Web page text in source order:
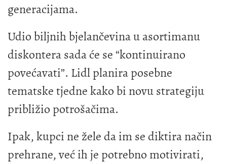
generacijama.
Udio biljnih bjelančevina u asortimanu
diskontera sada će se “kontinuirano
povećavati”. Lidl planira posebne
tematske tjedne kako bi novu strategiju
približio potrošačima.
Ipak, kupci ne žele da im se diktira način
prehrane, već ih je potrebno motivirati,